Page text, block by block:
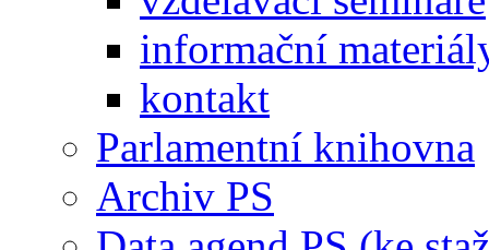
informační
kontakt
Parlamentní knihovna
Archiv PS